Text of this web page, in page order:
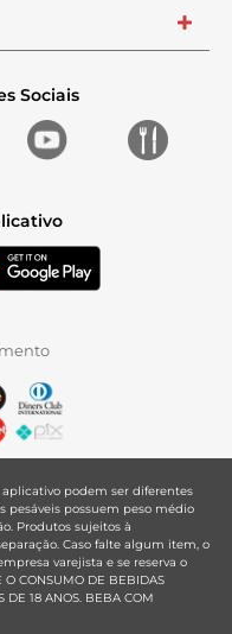
+
Sociais
podem ser diferentes
pesáveis possuem peso médio
Produtos sujeitos à
Caso falte algum item, o
varejista e se reserva o
CONSUMO DE BEBIDAS
DE 18 ANOS. BEBA COM